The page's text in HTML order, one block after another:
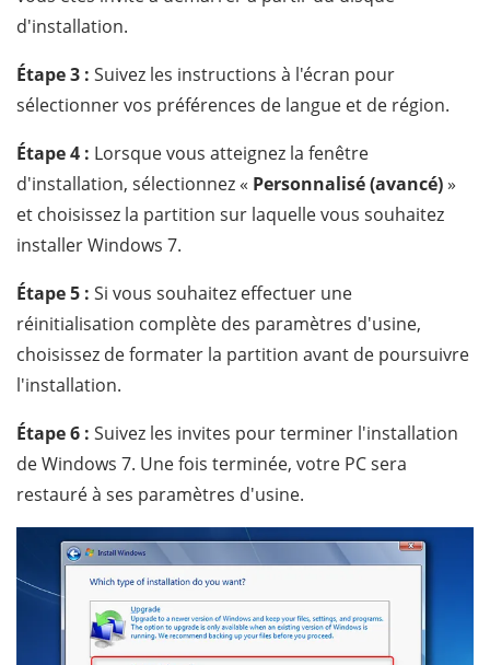
d'installation.
Étape 3 : Suivez les instructions à l'écran pour
sélectionner vos préférences de langue et de région.
Étape 4 : Lorsque vous atteignez la fenêtre
d'installation, sélectionnez « Personnalisé (avancé)»
et choisissez la partition sur laquelle vous souhaitez
installer Windows 7.
Étape 5 : Si vous souhaitez effectuer une
réinitialisation complète des paramètres d'usine,
choisissez de formater la partition avant de poursuivre
l'installation.
Étape 6 : Suivez les invites pour terminer l'installation
de Windows 7. Une fois terminée, votre PC sera
restauré à ses paramètres d'usine.